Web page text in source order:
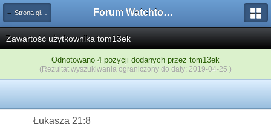
← Strona główna Forum Watchtower
Zawartość użytkownika tom13ek
Odnotowano 4 pozycji dodanych przez tom13ek
(Rezultat wyszukiwania ograniczony do daty: 2019-04-25 )
Łukasza 21;8